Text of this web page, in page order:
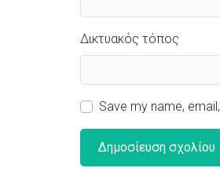
Δικτυακός τόπος
Save my name,